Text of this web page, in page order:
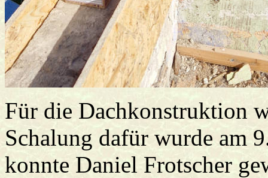
Für die Dachkonstruktion
Schalung dafür wurde am
konnte Daniel Frotscher